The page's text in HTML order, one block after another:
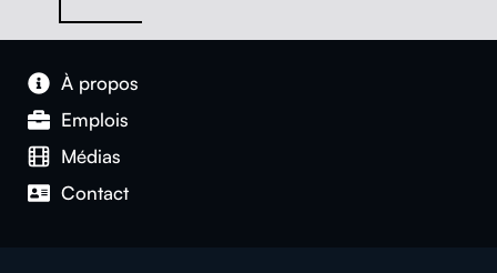
À pro­pos
Emplois
Médias
Con­tact